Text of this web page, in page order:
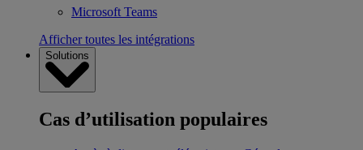
Microsoft Teams
Afficher toutes les intégrations
Solutions
Cas d’utilisation populaires